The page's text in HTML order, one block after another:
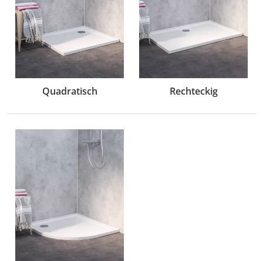
Quadratisch Rechteckig